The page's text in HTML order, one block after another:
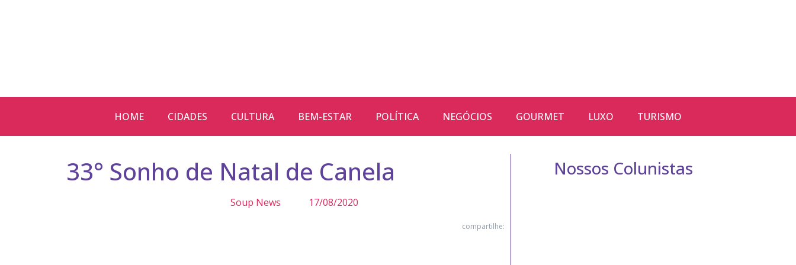
HOME CIDADES CULTURA BEM-ESTAR POLÍTICA NEGÓCIOS GOURMET LUXO TURISMO
33° Sonho de Natal de Canela
Soup News 17/08/2020
compartilhe:
Nossos Colunistas